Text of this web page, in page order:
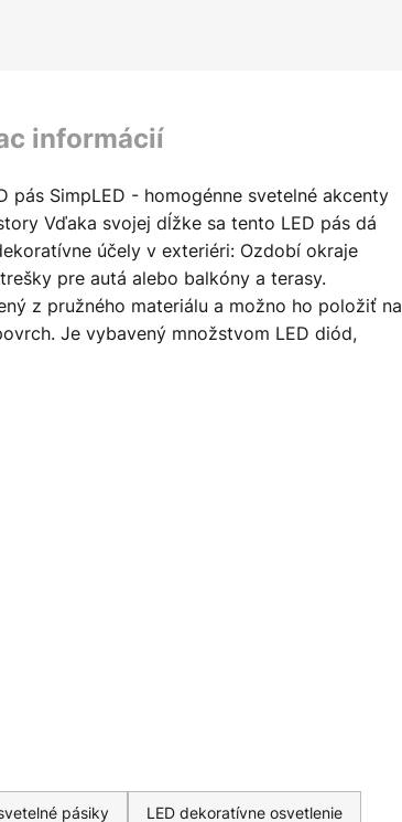
informácií
pás SimpLED - homogénne svetelné akcenty
Vďaka svojej dĺžke sa tento LED pás dá
účely v exteriéri: Ozdobí okraje
pre autá alebo balkóny a terasy.
z pružného materiálu a možno ho položiť na
Je vybavený množstvom LED diód,
dekoratívne osvetlenie na pozemku.
povlak chráni LED diódy pred dotykom a
sada vrátane transformátora a sieťovej
predĺžiť - Nemožno kombinovať s pásmi
pásiky LED dekoratívne osvetlenie